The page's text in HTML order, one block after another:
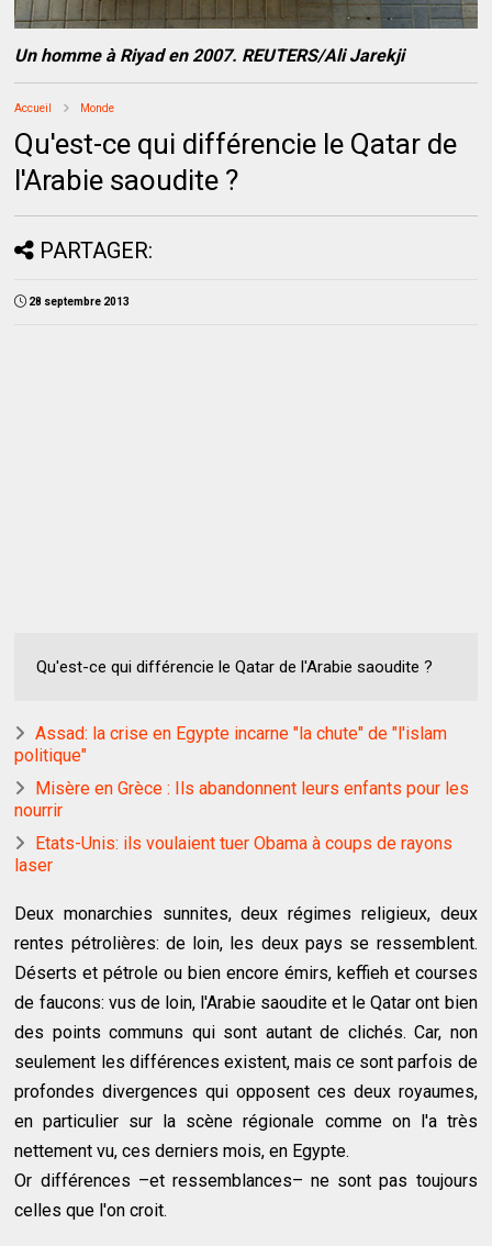
Un homme à Riyad en 2007. REUTERS/Ali Jarekji
Accueil Monde
Qu'est-ce qui différencie le Qatar de
l'Arabie saoudite ?
PARTAGER:
28 septembre 2013
Qu'est-ce qui différencie le Qatar de l'Arabie saoudite ?
Assad: la crise en Egypte incarne "la chute" de "l'islam
politique"
Misère en Grèce : Ils abandonnent leurs enfants pour les
nourrir
Etats-Unis: ils voulaient tuer Obama à coups de rayons
laser
Deux monarchies sunnites, deux régimes religieux, deux
rentes pétrolières: de loin, les deux pays se ressemblent.
Déserts et pétrole ou bien encore émirs, keffieh et courses
de faucons: vus de loin, l'Arabie saoudite et le Qatar ont bien
des points communs qui sont autant de clichés. Car, non
seulement les différences existent, mais ce sont parfois de
profondes divergences qui opposent ces deux royaumes,
en particulier sur la scène régionale comme on l'a très
nettement vu, ces derniers mois, en Egypte.
Or différences –et ressemblances– ne sont pas toujours
celles que l'on croit.